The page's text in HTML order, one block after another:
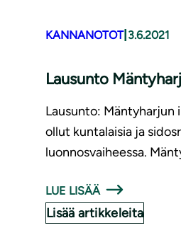
KANNANOTOT| 3.6.2021
Lausunto
Lausunto: Mäntyharjun
ollut kuntalaisia ja
luonnosvaiheessa.
LUE LISÄÄ
Lisää artikkeleita